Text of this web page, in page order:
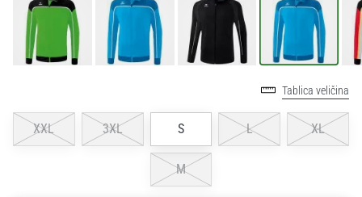
ženski
EURO
2025
sa
kopačkama
Tablica veličina
XXL 3XL S L XL
M